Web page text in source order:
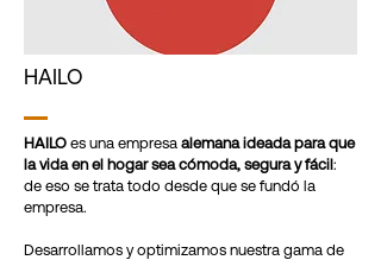
HAILO
HAILO es una empresa alemana ideada para que
la vida en el hogar sea cómoda, segura y fácil :
de eso se trata todo desde que se fundó la
empresa.
Desarrollamos y optimizamos nuestra gama de